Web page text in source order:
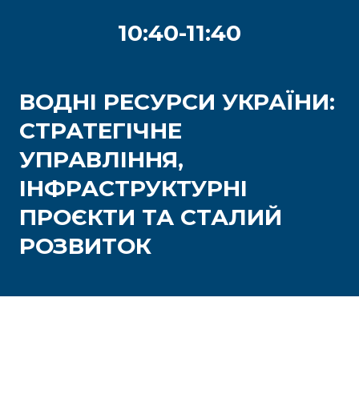
10:40-11:40
ВОДНІ РЕСУРСИ УКРАЇНИ:
СТРАТЕГІЧНЕ
УПРАВЛІННЯ,
ІНФРАСТРУКТУРНІ
ПРОЄКТИ ТА СТАЛИЙ
РОЗВИТОК